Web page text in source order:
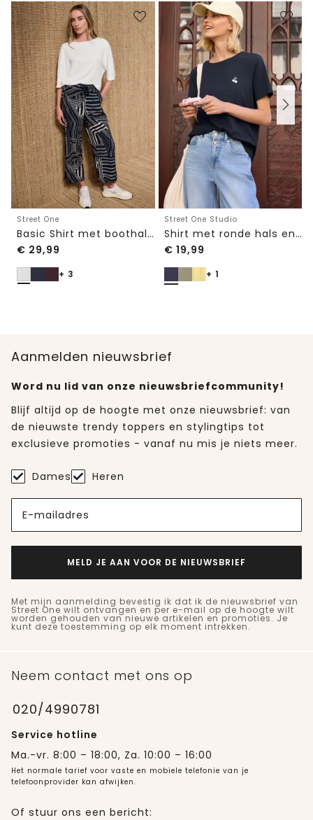
Street One
Basic Shirt met boothals en elastische zoom
€ 29,99
+ 3
Street One Studio
Shirt met ronde hals en geborduurd detail
€ 19,99
+ 1
Aanmelden nieuwsbrief
Word nu lid van onze nieuwsbriefcommunity!
Blijf altijd op de hoogte met onze nieuwsbrief: van
de nieuwste trendy toppers en stylingtips tot
exclusieve promoties - vanaf nu mis je niets meer.
Dames Heren
E-mailadres
MELD JE AAN VOOR DE NIEUWSBRIEF
Met mijn aanmelding bevestig ik dat ik de nieuwsbrief van
Street One wilt ontvangen en per e-mail op de hoogte wilt
worden gehouden van nieuwe artikelen en promoties. Je
kunt deze toestemming op elk moment intrekken.
Neem contact met ons op
020/4990781
Service hotline
Ma.-vr. 8:00 – 18:00, Za. 10:00 – 16:00
Het normale tarief voor vaste en mobiele telefonie van je
telefoonprovider kan afwijken.
Of stuur ons een bericht: